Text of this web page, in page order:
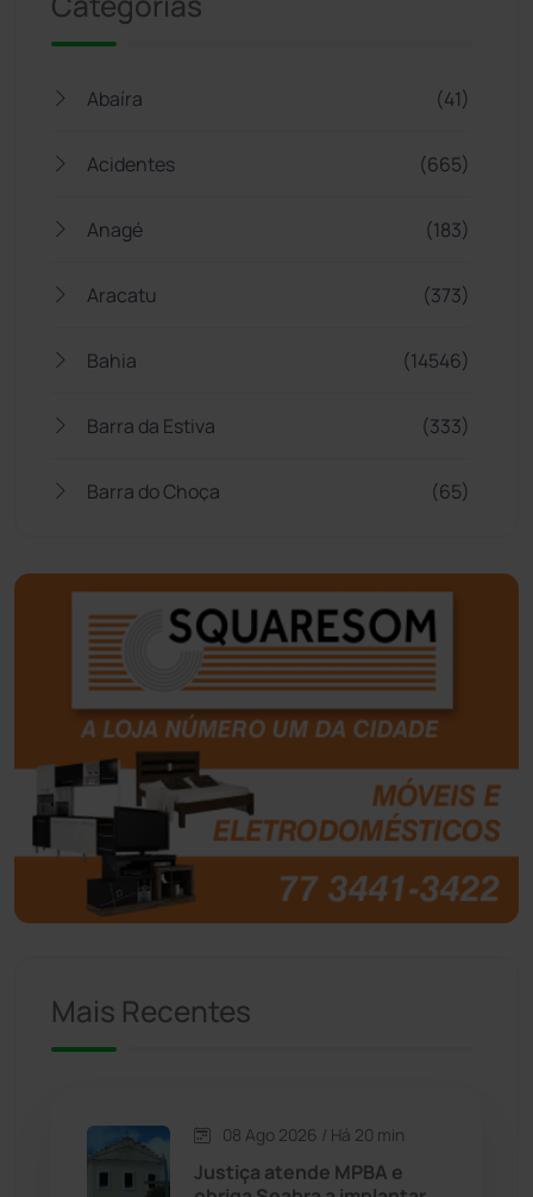
Abaíra (41)
Acidentes (665)
Anagé (183)
Aracatu (373)
Bahia (14546)
Barra da Estiva (333)
Barra do Choça (65)
Bom Jesus da Lapa (509)
Boquira (152)
Botuporã
Brasil (7680)
Brumado (31961)
Caetanos
Candiba
Mais Recentes
08 Ago 2026 / Há 20 min
Justiça atende MPBA e